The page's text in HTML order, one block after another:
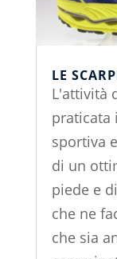
LE
L'attività
praticata
sportiva
di un
piede e
che ne
che sia